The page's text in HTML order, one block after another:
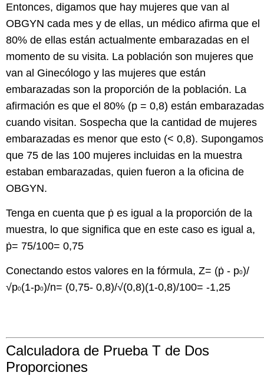
Entonces, digamos que hay mujeres que van al
OBGYN cada mes y de ellas, un médico afirma que el
80% de ellas están actualmente embarazadas en el
momento de su visita. La población son mujeres que
van al Ginecólogo y las mujeres que están
embarazadas son la proporción de la población. La
afirmación es que el 80% (p = 0,8) están embarazadas
cuando visitan. Sospecha que la cantidad de mujeres
embarazadas es menor que esto (< 0,8). Supongamos
que 75 de las 100 mujeres incluidas en la muestra
estaban embarazadas, quien fueron a la oficina de
OBGYN.
Tenga en cuenta que ṗ es igual a la proporción de la
muestra, lo que significa que en este caso es igual a,
ṗ= 75/100= 0,75
Conectando estos valores en la fórmula, Z= (ṗ - p0)/
√p0(1-p0)/n= (0,75- 0,8)/√(0,8)(1-0,8)/100= -1,25
Calculadora de Prueba T de Dos
Proporciones